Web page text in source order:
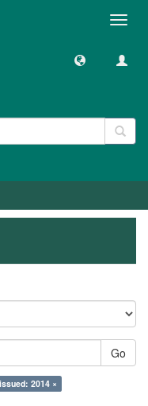
Go
2014 ×